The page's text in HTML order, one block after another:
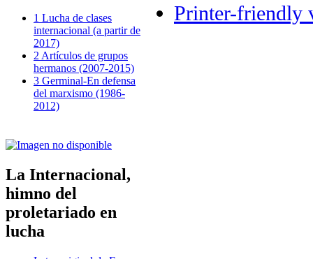
1 Lucha de clases
internacional (a partir de
2017)
2 Artículos de grupos
hermanos (2007-2015)
3 Germinal-En defensa
del marxismo (1986-
2012)
La Internacional,
himno del
proletariado en
lucha
Printer-friendly